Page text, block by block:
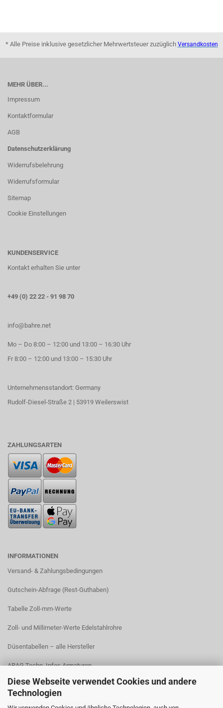
Diese Webseite verwendet Cookies und andere
Technologien
* Alle Preise inklusive gesetzlicher Mehrwertsteuer zuzüglich Versandkosten
MEHR ÜBER...
Impressum
Kontaktformular
AGB
Datenschutzerklärung
Widerrufsbelehrung
Widerrufsformular
Sitemap
Cookie Einstellungen
KUNDENSERVICE
Kontakt erhalten Sie unter
+49 (0) 22 22 - 91 98 70
info@bahre.net
Mo – Do 8:00 – 12:00 und 13:00 – 16:30 Uhr
Fr 8:00 – 12:00 und 13:00 – 15:30 Uhr
Unternehmensstandort: Germany
Rudolf-Diesel-Straße 2 | 53919 Weilerswist
ZAHLUNGSARTEN
INFORMATIONEN
Versand- & Zahlungsbedingungen​
Gutschein-Abfrage (Rest-Guthaben)
Tabelle Zoll-mm-Werte
Zoll- und Millimeter-Werte Edelstahlrohre
Düsentabellen – alle Hersteller
ARAG Techn. Infos Armaturen
ARAG Installation Gleichdruck-Armaturen
ARAG Installation Armaturen Sprühgeräte